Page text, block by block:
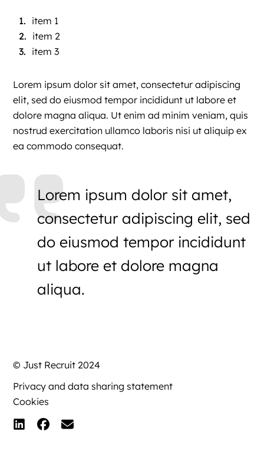
item 1
item 2
item 3
Lorem ipsum dolor sit amet, consectetur adipiscing
elit, sed do eiusmod tempor incididunt ut labore et
dolore magna aliqua. Ut enim ad minim veniam, quis
nostrud exercitation ullamco laboris nisi ut aliquip ex
ea commodo consequat.
Lorem ipsum dolor sit amet,
consectetur adipiscing elit, sed
do eiusmod tempor incididunt
ut labore et dolore magna
aliqua.
© Just Recruit 2024
Privacy and data sharing statement
Cookies